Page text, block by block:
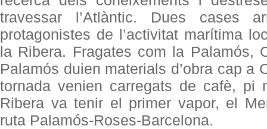
travessar l’Atlàntic. Dues cases
protagonistes de l’activitat marítima
la Ribera. Fragates com la Palamós,
Palamós duien materials d’obra cap a
tornada venien carregats de cafè, pi
Ribera va tenir el primer vapor, el
ruta Palamós-Roses-Barcelona.